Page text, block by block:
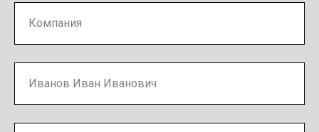
Компания
Иванов Иван Иванович